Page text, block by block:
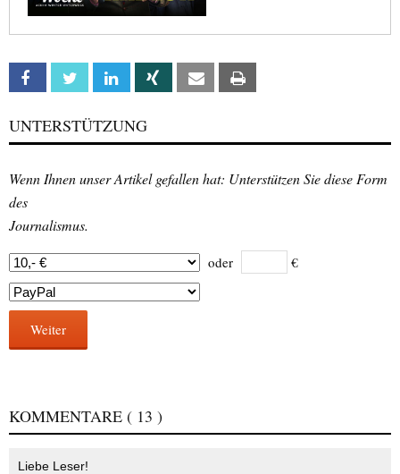
Facebook Twitter Linkedin Xing Email
UNTERSTÜTZUNG
Wenn Ihnen unser Artikel gefallen hat: Unterstützen Sie diese Form
des
Journalismus.
oder €
Weiter
KOMMENTARE ( 13 )
Liebe Leser!